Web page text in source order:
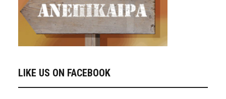
LIKE US ON FACEBOOK